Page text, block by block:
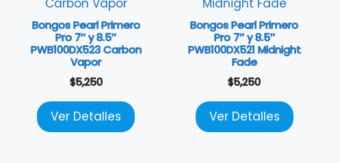
Bongos Pearl Primero
Pro 7″ y 8.5″
PWB100DX523 Carbon
Vapor
$5,250
Ver Detalles
Bongos Pearl Primero
Pro 7″ y 8.5″
PWB100DX521 Midnight
Fade
$5,250
Ver Detalles